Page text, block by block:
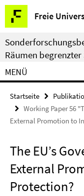
Springe
direkt
zu
Inhalt
Freie
Service-
Navigation
Räumen
MENÜ
Startseite
Working Paper 56
External Promotion to
The EU’s
External
Protection?